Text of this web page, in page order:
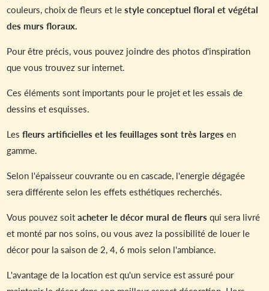
couleurs, choix de fleurs et lestyle conceptuel floral et végétal
des murs floraux.
Pour être précis, vous pouvez joindre des photos d'inspiration
que vous trouvez sur internet.
Ces éléments sont importants pour le projet et les essais de
dessins et esquisses.
Lesfleurs artificielles et les feuillages sont très larges en
gamme.
Selon l'épaisseur couvrante ou en cascade, l'energie dégagée
sera différente selon les effets esthétiques recherchés.
Vous pouvez soitacheter le décor mural de fleursqui sera livré
et monté par nos soins, ou vous avez la possibilité de louer le
décor pour la saison de 2, 4, 6 mois selon l'ambiance.
L'avantage de la location est qu'un service est assuré pour